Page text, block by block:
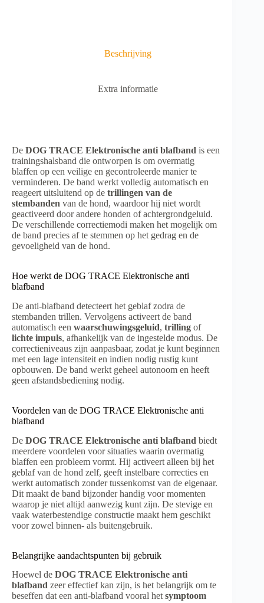
Beschrijving
Extra informatie
De DOG TRACE Elektronische anti blafband is een
trainingshalsband die ontworpen is om overmatig
blaffen op een veilige en gecontroleerde manier te
verminderen. De band werkt volledig automatisch en
reageert uitsluitend op de trillingen van de
stembanden van de hond, waardoor hij niet wordt
geactiveerd door andere honden of achtergrondgeluid.
De verschillende correctiemodi maken het mogelijk om
de band precies af te stemmen op het gedrag en de
gevoeligheid van de hond.
Hoe werkt de DOG TRACE Elektronische anti
blafband
De anti-blafband detecteert het geblaf zodra de
stembanden trillen. Vervolgens activeert de band
automatisch een waarschuwingsgeluid, trilling of
lichte impuls, afhankelijk van de ingestelde modus. De
correctieniveaus zijn aanpasbaar, zodat je kunt beginnen
met een lage intensiteit en indien nodig rustig kunt
opbouwen. De band werkt geheel autonoom en heeft
geen afstandsbediening nodig.
Voordelen van de DOG TRACE Elektronische anti
blafband
De DOG TRACE Elektronische anti blafband biedt
meerdere voordelen voor situaties waarin overmatig
blaffen een probleem vormt. Hij activeert alleen bij het
geblaf van de hond zelf, geeft instelbare correcties en
werkt automatisch zonder tussenkomst van de eigenaar.
Dit maakt de band bijzonder handig voor momenten
waarop je niet altijd aanwezig kunt zijn. De stevige en
vaak waterbestendige constructie maakt hem geschikt
voor zowel binnen- als buitengebruik.
Belangrijke aandachtspunten bij gebruik
Hoewel de DOG TRACE Elektronische anti
blafband zeer effectief kan zijn, is het belangrijk om te
beseffen dat een anti-blafband vooral het symptoom